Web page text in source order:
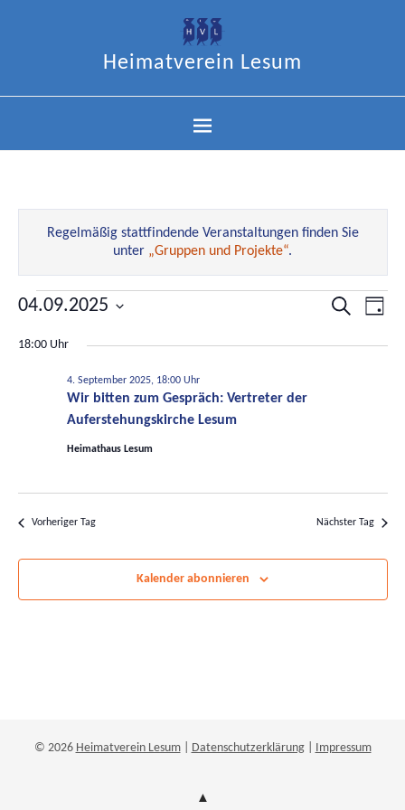
Heimatverein Lesum
Regelmäßig stattfindende Veranstaltungen finden Sie
unter „Gruppen und Projekte“.
Suche
Tag
04.09.2025
wählen.
18:00 Uhr
Wir bitten zum Gespräch: Vertreter der
Auferstehungskirche Lesum
4. September 2025, 18:00 Uhr
Heimathaus Lesum
Vorheriger Tag Nächster Tag
Kalender abonnieren
© 2026 Heimatverein Lesum| Datenschutzerklärung| Impressum